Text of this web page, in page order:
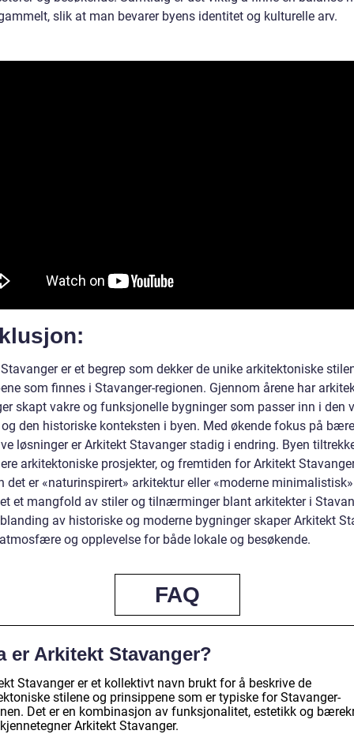
slik at man bevarer byens identitet og kulturelle arv.
er et begrep som dekker de unike arkitektoniske
som finnes i Stavanger-regionen. Gjennom årene har
skapt vakre og funksjonelle bygninger som passer inn i den
den historiske konteksten i byen. Med økende fokus på
løsninger er Arkitekt Stavanger stadig i endring. Byen
arkitektoniske prosjekter, og fremtiden for Arkitekt
det er «naturinspirert» arkitektur eller «moderne
et mangfold av stiler og tilnærminger blant arkitekter i
av historiske og moderne bygninger skaper Arkitekt
og opplevelse for både lokale og besøkende.
FAQ
er Arkitekt Stavanger?
Stavanger er et kollektivt navn brukt for å beskrive de
stilene og prinsippene som er typiske for Stavanger-
Det er en kombinasjon av funksjonalitet, estetikk og
Arkitekt Stavanger.